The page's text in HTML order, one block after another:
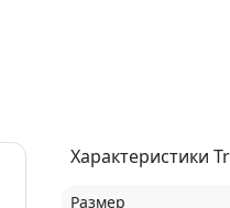
Характеристики
Размер